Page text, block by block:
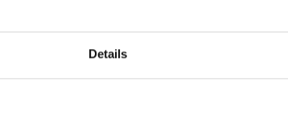
Details
7109
E-mailadres